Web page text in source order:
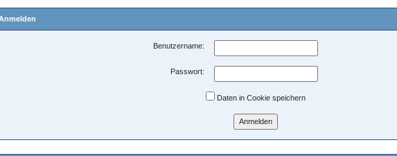
Benutzername:
Passwort:
Daten in Cookie speichern